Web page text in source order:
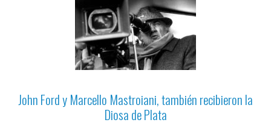
John Ford y Marcello Mastroiani, también recibieron la
Diosa de Plata